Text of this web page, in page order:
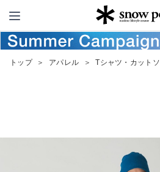
Snow
トップ ＞ アパレル ＞ Tシャツ・カット